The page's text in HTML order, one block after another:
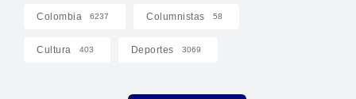
Colombia 6237 Columnistas 58
Cultura 403 Deportes 3069